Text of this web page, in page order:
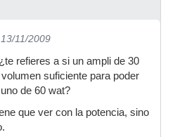
11/2009
refieres a si un ampli de 30
suficiente para poder
de 60 wat?
que ver con la potencia, sino